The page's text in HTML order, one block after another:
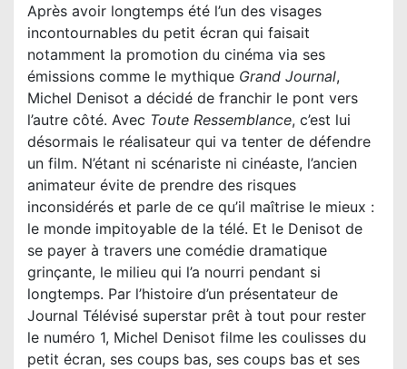
Après avoir longtemps été l’un des visages
incontournables du petit écran qui faisait
notamment la promotion du cinéma via ses
émissions comme le mythique Grand Journal,
Michel Denisot a décidé de franchir le pont vers
l’autre côté. Avec Toute Ressemblance, c’est lui
désormais le réalisateur qui va tenter de défendre
un film. N’étant ni scénariste ni cinéaste, l’ancien
animateur évite de prendre des risques
inconsidérés et parle de ce qu’il maîtrise le mieux :
le monde impitoyable de la télé. Et le Denisot de
se payer à travers une comédie dramatique
grinçante, le milieu qui l’a nourri pendant si
longtemps. Par l’histoire d’un présentateur de
Journal Télévisé superstar prêt à tout pour rester
le numéro 1, Michel Denisot filme les coulisses du
petit écran, ses coups bas, ses coups bas et ses